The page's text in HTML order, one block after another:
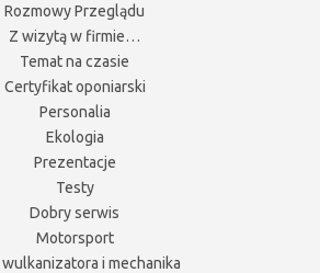
Rozmowy Przeglądu
Z wizytą w firmie…
Temat na czasie
Certyfikat oponiarski
Personalia
Ekologia
Prezentacje
Testy
Dobry serwis
Motorsport
wulkanizatora i mechanika